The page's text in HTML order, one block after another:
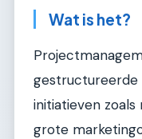
Wat is het?
gestructureerde
initiatieven
grote